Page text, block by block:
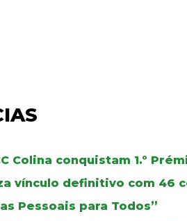
Colina conquistam 1.º
vínculo definitivo com 46
Pessoais para Todos”